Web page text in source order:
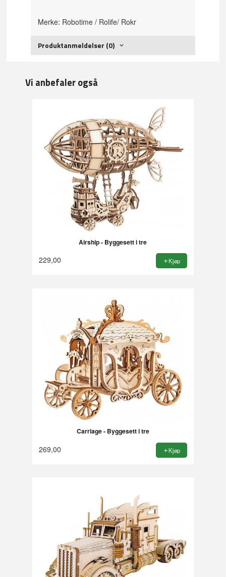
Merke: Robotime / Rolife/ Rokr
Produktanmeldelser (0)
Vi anbefaler også
Airship - Byggesett i tre
229,00 Kjøp
Carriage - Byggesett i tre
269,00 Kjøp